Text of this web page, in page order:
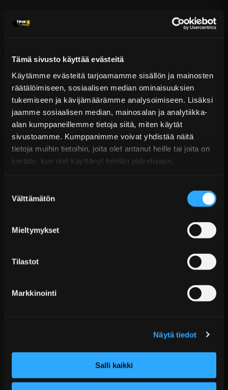
Tämä sivusto käyttää evästeitä
Käytämme evästeitä tarjoamamme sisällön ja mainosten
räätälöimiseen, sosiaalisen median ominaisuuksien
tukemiseen ja kävijämäärämme analysoimiseen. Lisäksi
jaamme sosiaalisen median, mainosalan ja analytiikka-
alan kumppaneillemme tietoja siitä, miten käytät
sivustoamme. Kumppanimme voivat yhdistää näitä
tietoja muihin tietoihin, joita olet antanut heille tai joita on
kerätty, kun olet käyttänyt heidän palvelujaan.
valinta
Välttämätön
Mieltymykset
Tilastot
Markkinointi
Näytä tiedot
Salli kaikki
Performance jousitettu sintterikytkinlevy BMW
Lisää Ostoskoriin